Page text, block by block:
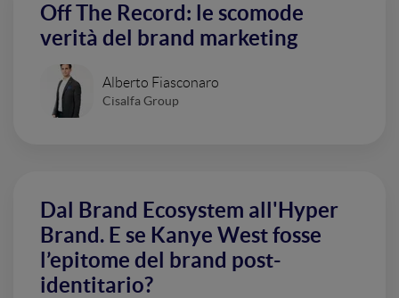
Off The Record: le scomode
verità del brand marketing
Alberto Fiasconaro
Cisalfa Group
Dal Brand Ecosystem all'Hyper
Brand. E se Kanye West fosse
l’epitome del brand post-
identitario?